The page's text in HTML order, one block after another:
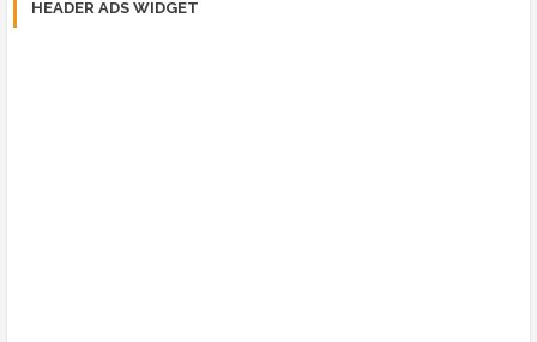
HEADER ADS WIDGET